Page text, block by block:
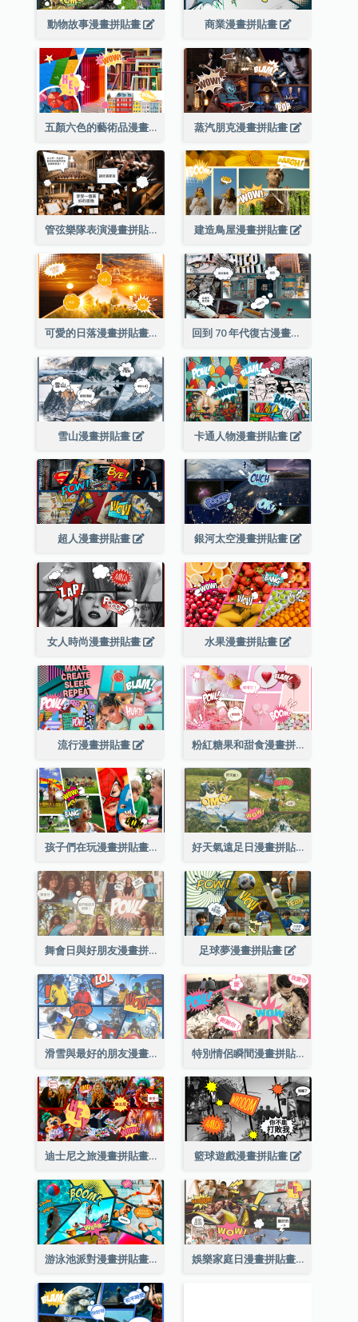
動物故事漫畫拼貼畫 商業漫畫拼貼畫
五顏六色的藝術品漫畫拼貼畫 蒸汽朋克漫畫拼貼畫
管弦樂隊表演漫畫拼貼畫 建造鳥屋漫畫拼貼畫
可愛的日落漫畫拼貼畫 回到 70 年代復古漫畫拼貼畫
雪山漫畫拼貼畫 卡通人物漫畫拼貼畫
超人漫畫拼貼畫 銀河太空漫畫拼貼畫
女人時尚漫畫拼貼畫 水果漫畫拼貼畫
流行漫畫拼貼畫 粉紅糖果和甜食漫畫拼貼畫
孩子們在玩漫畫拼貼畫 好天氣遠足日漫畫拼貼畫
舞會日與好朋友漫畫拼貼畫 足球夢漫畫拼貼畫
滑雪與最好的朋友漫畫拼貼畫 特別情侶瞬間漫畫拼貼畫
迪士尼之旅漫畫拼貼畫 籃球遊戲漫畫拼貼畫
游泳池派對漫畫拼貼畫 娛樂家庭日漫畫拼貼畫